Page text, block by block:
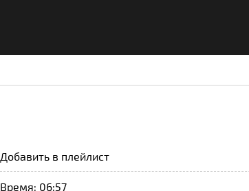
Добавить в плейлист
Время: 06:57